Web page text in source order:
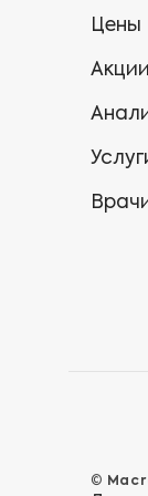
Цены
Акции
©